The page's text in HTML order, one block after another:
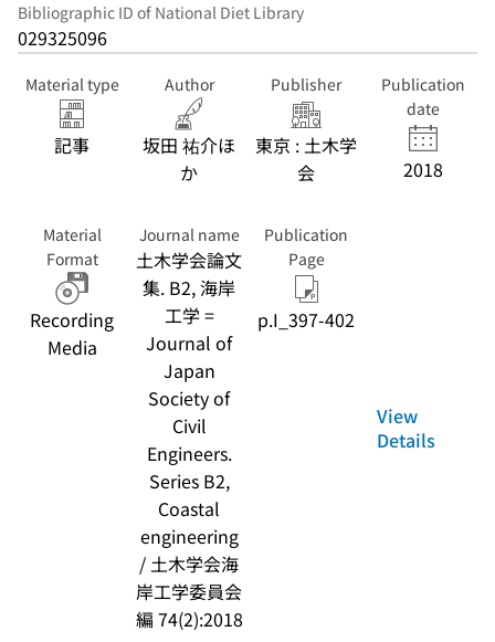
Bibliographic ID of National Diet Library
029325096
Material type
記事
Author
坂田 祐介ほ
か
Publisher
東京 : 土木学
会
Publication
date
2018
Material
Format
Recording
Media
Journal name
土木学会論文
集. B2, 海岸
工学 =
Journal of
Japan
Society of
Civil
Engineers.
Series B2,
Coastal
engineering
/ 土木学会海
岸工学委員会
編 74(2):2018
Publication
Page
p.I_397-402
View
Details